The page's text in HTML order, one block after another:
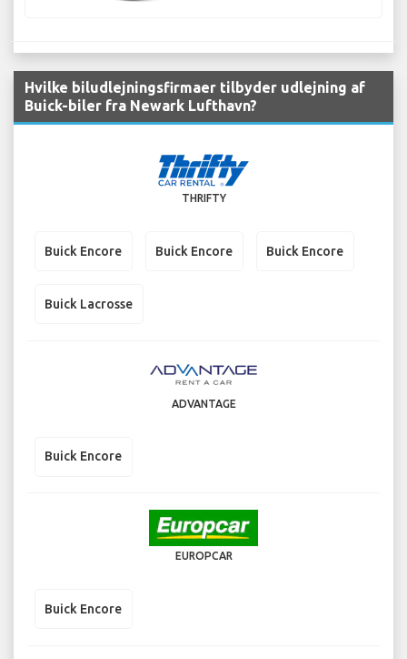
Hvilke biludlejningsfirmaer tilbyder udlejning af
Buick-biler fra Newark Lufthavn?
THRIFTY
Buick Encore Buick Encore Buick Encore
Buick Lacrosse
ADVANTAGE
Buick Encore
EUROPCAR
Buick Encore